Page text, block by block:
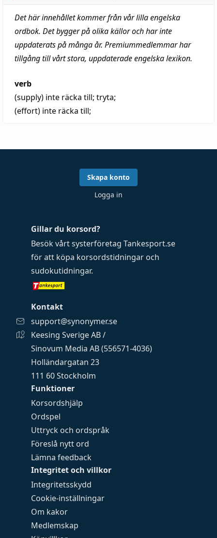
Det här innehållet kommer från vår lilla engelska
ordbok. Det bygger på olika källor och har inte
uppdaterats på många år. Premiummedlemmar har
tillgång till vårt stora, uppdaterade engelska lexikon.
verb
(supply) inte räcka till; tryta;
(effort) inte räcka till;
Funktioner
Korsordshjälp
Ordspel
Uttryck och ordspråk
Föreslå nytt ord
Lämna feedback
Integritet och villkor
Integritetsskydd
Cookie-inställningar
Om kakor
Medlemskap
Gillar du korsord?
Besök vårt systerföretag Tankesport.se
för att köpa korsordstidningar och
sudokutidningar.
Kontakt
support@synonymer.se
Keesing Sverige AB /
Sinovum Media AB (556571-4036)
Holländargatan 23
111 60 Stockholm
Skapa konto
Logga in